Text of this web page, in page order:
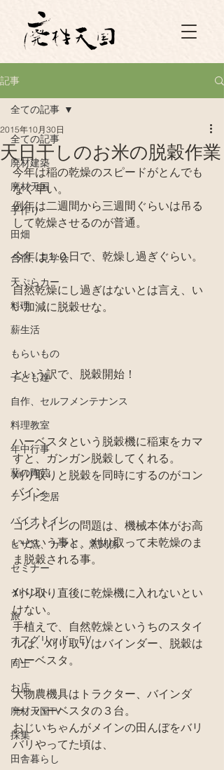
記事
全ての記事
廃材建築
廃材天国
手作り
田畑
合宿、見学会
天ぷらカー
料理
薪生活
もらいもの
子ども達
自作、セルフメンテナンス
料理教室
年中行事
薪の陶芸
テント芝居
バイオトイレ
ピザ窯、カマド、窯関係
セミナー
イベント
旅
オフグリッド、EV
同士
お店
廃材天国TV
採集
田舎暮らし
全ての記事
天日干しのお米の脱穀作業
2015年10月30日
今年は稲の乾燥のスピードがとんでも
なく早い。
例年は二週間から三週間ぐらいは吊る
して乾燥させるのが普通。
今年は１０日で、乾燥し過ぎぐらい。
自然乾燥にし過ぎはないとは言え、い
い加減に脱穀せな。
という訳で、脱穀開始！
ハーベスタという脱穀機に稲束をカマ
すと、ガンガン脱穀してくれる。
刈り取りと脱穀を同時にするのがコン
バイン。
コンバインの問題は、機械本体がお高
いという事と、刈り取って未乾燥のま
ま脱穀される事。
刈り取り直後に乾燥機に入れないとい
けない。
手植えで、自然乾燥というちのスタイ
ルは、刈り取りはバインダー、脱穀は
ハーベスタ。
大物農機具はトラクター、バインダ
ー、ハーベスタの３台。
おじいちゃんがメインの田んぼをバリ
バリやってた頃は、